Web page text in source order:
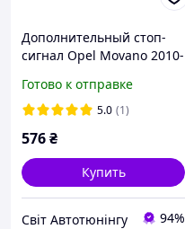
Дополнительный стоп-
сигнал Opel Movano 2010-
Готово к отправке
5.0 (1)
576₴
Купить
Світ Автотюнінгу 94%